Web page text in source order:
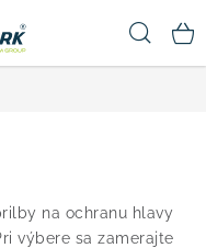
na ochranu hlavy
výbere sa zamerajte